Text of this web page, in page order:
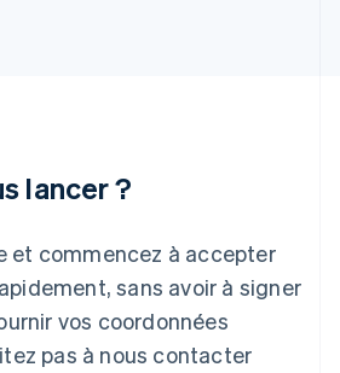
lancer ?
et commencez à accepter
sans avoir à signer
vos coordonnées
pas à nous contacter